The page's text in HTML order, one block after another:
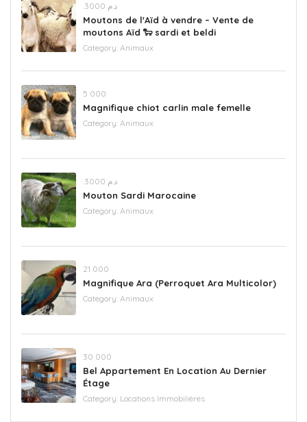
.د.م 3000
Moutons de l'Aïd à vendre – Vente de
moutons Aïd 🐑 sardi et beldi
Category: Animaux
5 000
Magnifique chiot carlin male femelle
Category: Animaux
.د.م 3000
Mouton Sardi Marocaine
Category: Animaux
21 000
Magnifique Ara (Perroquet Ara Multicolor)
Category: Animaux
30 000
Bel Appartement En Location Au Dernier
Étage
Category: Locations Immobilières